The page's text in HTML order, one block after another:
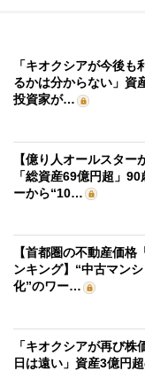
「キオクシアが今後も
るかは分からない」資
投資家が…
【億り人オールスター
「総資産69億円超」
ーから“10…
【首都圏の不動産価格
ンキング】“中古マン
化”のワー…
「キオクシアが再び株
日は遠い」資産3億円